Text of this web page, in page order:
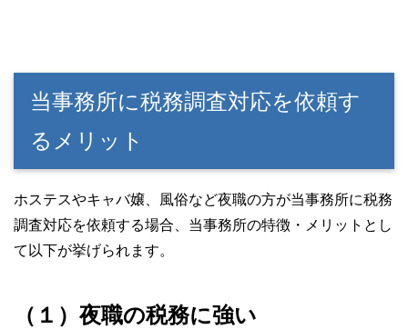
当事務所に税務調査対応を依頼す
るメリット
ホステスやキャバ嬢、風俗など夜職の方が当事務所に税務
調査対応を依頼する場合、当事務所の特徴・メリットとし
て以下が挙げられます。
（１）夜職の税務に強い